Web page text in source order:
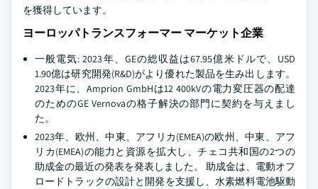
を獲得しています。
ヨーロッパトランスフォーマー マーケット企業
一般電気: 2023年、GEの総収益は67.95億米ドルで、USD
1.90億は研究開発(R&D)がより優れた製品を生み出します。
2023年に、Amprion GmbHは12 400kVの電力変圧器の配達
のためのGE Vernovaの格子解決の部門に契約を与えまし
た。
2023年、欧州、中東、アフリカ(EMEA)の欧州、中東、アフ
リカ(EMEA)の能力と資源を拡大し、チェコ共和国の2つの
助成金の最近の発表を発表しました。 助成金は、電動オフ
ロードトラックの設計と開発を支援し、水素燃料電池駆動